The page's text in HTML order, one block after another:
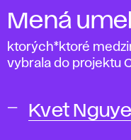
Mená
ktorých*ktoré
vybrala do projektu
Kvet